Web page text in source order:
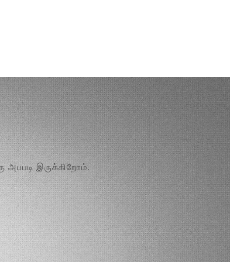
இருக்கிறோம்.